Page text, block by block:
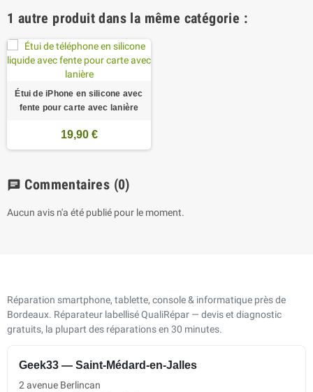
1 autre produit dans la même catégorie :
Étui de iPhone en silicone avec
fente pour carte avec lanière
19,90 €
chat Commentaires (0)
Aucun avis n'a été publié pour le moment.
Réparation smartphone, tablette, console & informatique près de
Bordeaux. Réparateur labellisé QualiRépar — devis et diagnostic
gratuits, la plupart des réparations en 30 minutes.
Geek33 — Saint-Médard-en-Jalles
2 avenue Berlincan